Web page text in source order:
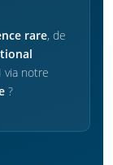
rare, de
via notre
?